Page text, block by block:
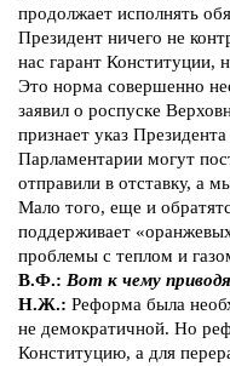
продолжает исполнять
Президент ничего не
нас гарант Конституции,
Это норма совершенно
заявил о роспуске
признает указ
Парламентарии могут
отправили в отставку, а
Мало того, еще и
поддерживает
проблемы с теплом и
В.Ф.: Вот к чему
Н.Ж.: Реформа была
не демократичной. Но
Конституцию, а для